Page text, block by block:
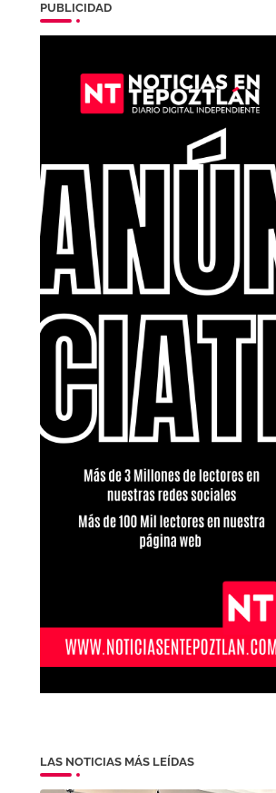
PUBLICIDAD
LAS NOTICIAS MÁS LEÍDAS